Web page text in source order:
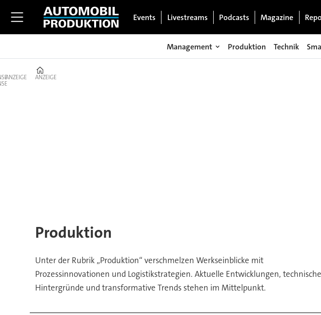
Events Livestreams Podcasts Magazine
Management Produktion Technik
ANZEIGE
Fokus
ANZEIGE
Produktion
Unter der Rubrik „Produktion“ verschmelzen Werkseinblicke mit
Prozessinnovationen und Logistikstrategien. Aktuelle Entwicklungen, technische
Hintergründe und transformative Trends stehen im Mittelpunkt.